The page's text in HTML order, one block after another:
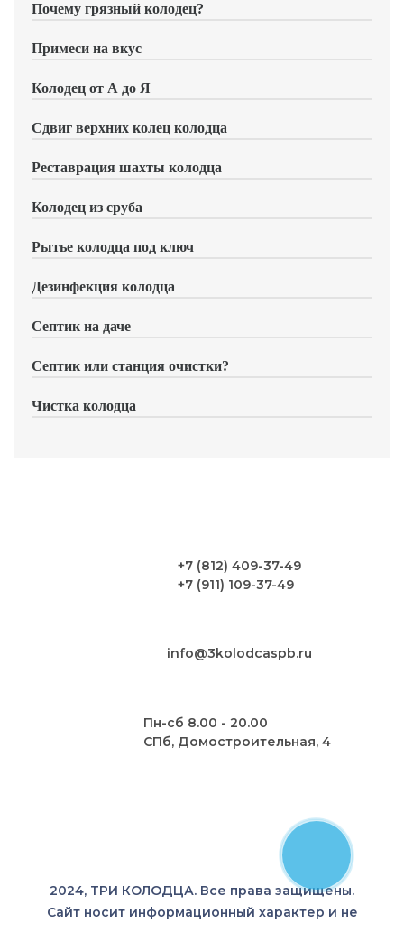
Почему грязный колодец?
Примеси на вкус
Колодец от А до Я
Сдвиг верхних колец колодца
Реставрация шахты колодца
Колодец из сруба
Рытье колодца под ключ
Дезинфекция колодца
Септик на даче
Септик или станция очистки?
Чистка колодца
+7 (812) 409-37-49
+7 (911) 109-37-49
info@3kolodcaspb.ru
Пн-сб 8.00 - 20.00
СПб, Домостроительная, 4
2024, ТРИ КОЛОДЦА. Все права защищены.
Сайт носит информационный характер и не